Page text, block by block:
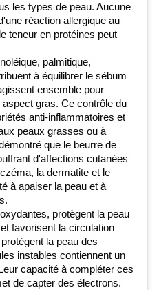
les types de peau. Aucune
réaction allergique au
teneur en protéines peut
palmitique,
à équilibrer le sébum
ensemble pour
gras. Ce contrôle du
anti-inflammatoires et
peaux grasses ou à
que le beurre de
d'affections cutanées
la dermatite et le
à apaiser la peau et à
protègent la peau
favorisent la circulation
la peau des
instables contiennent un
capacité à compléter ces
de capter des électrons.